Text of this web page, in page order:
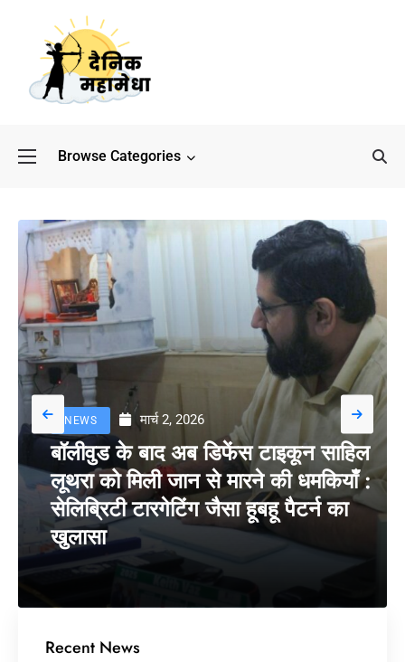
Browse Categories
NEWS मार्च 2, 2026
बॉलीवुड के बाद अब डिफेंस टाइकून साहिल
लूथरा को मिली जान से मारने की धमकियाँ :
सेलिब्रिटी टारगेटिंग जैसा हूबहू पैटर्न का
खुलासा
Recent News